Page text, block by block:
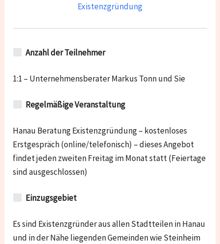
Existenzgründung
Anzahl der Teilnehmer
1:1 – Unternehmensberater Markus Tonn und Sie
Regelmäßige Veranstaltung
Hanau Beratung Existenzgründung – kostenloses
Erstgespräch (online/telefonisch) – dieses Angebot
findet jeden zweiten Freitag im Monat statt (Feiertage
sind ausgeschlossen)
Einzugsgebiet
Es sind Existenzgründer aus allen Stadtteilen in Hanau
und in der Nähe liegenden Gemeinden wieSteinheim